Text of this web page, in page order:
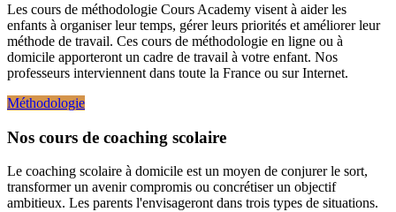
Les cours de méthodologie Cours Academy visent à aider les
enfants à organiser leur temps, gérer leurs priorités et améliorer leur
méthode de travail. Ces cours de méthodologie en ligne ou à
domicile apporteront un cadre de travail à votre enfant. Nos
professeurs interviennent dans toute la France ou sur Internet.
Méthodologie
Nos cours de coaching scolaire
Le coaching scolaire à domicile est un moyen de conjurer le sort,
transformer un avenir compromis ou concrétiser un objectif
ambitieux. Les parents l'envisageront dans trois types de situations.